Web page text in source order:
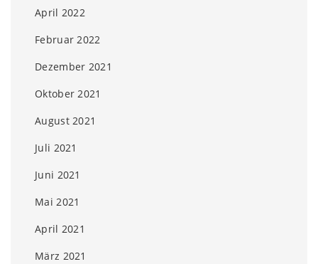
April 2022
Februar 2022
Dezember 2021
Oktober 2021
August 2021
Juli 2021
Juni 2021
Mai 2021
April 2021
März 2021